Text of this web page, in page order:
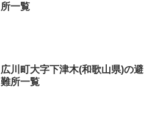
所一覧
広川町大字下津木(和歌山県)の避
難所一覧